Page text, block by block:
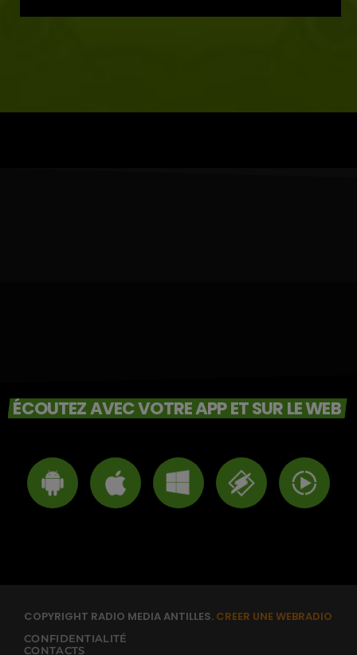
ÉCOUTEZ AVEC VOTRE APP ET SUR LE WEB
COPYRIGHT RADIO MEDIA ANTILLES. CREER UNE WEBRADIO
CONFIDENTIALITÉ
CONTACTS